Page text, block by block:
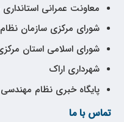
معاونت عمرانی
شورای مرکزی سازمان
شورای اسلامی استان
شهرداری اراک
پایگاه خبری نظام
تماس با ما